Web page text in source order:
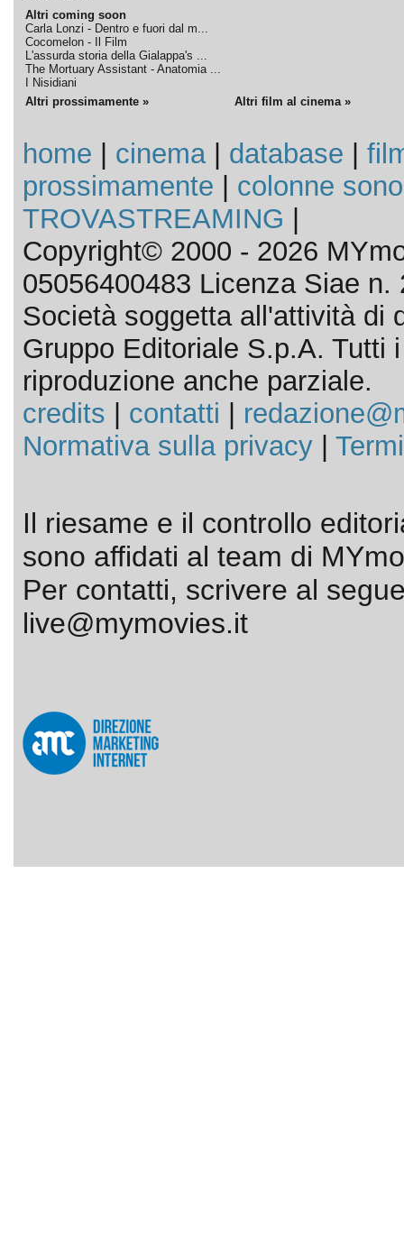
Altri coming soon
Carla Lonzi - Dentro e fuori dal m...
Cocomelon - Il Film
L'assurda storia della Gialappa's ...
The Mortuary Assistant - Anatomia ...
I Nisidiani
Altri prossimamente » Altri film al cinema »
home cinema| database
prossimamente
colonne
TROVASTREAMING
Copyright© 2000 - 2026
05056400483 Licenza Siae n.
Società soggetta all'attività di
Gruppo Editoriale S.p.A. Tutti
riproduzione anche parziale.
credits
contatti
Normativa sulla privacy|
Il riesame e il controllo
sono affidati al team di
Per contatti, scrivere al
live@mymovies.it